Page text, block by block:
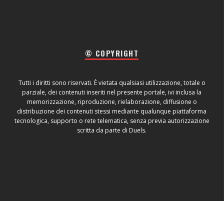
© COPYRIGHT
Tutti i diritti sono riservati. È vietata qualsiasi utilizzazione, totale o
parziale, dei contenuti inseriti nel presente portale, ivi inclusa la
memorizzazione, riproduzione, rielaborazione, diffusione o
distribuzione dei contenuti stessi mediante qualunque piattaforma
tecnologica, supporto o rete telematica, senza previa autorizzazione
scritta da parte di Duels.